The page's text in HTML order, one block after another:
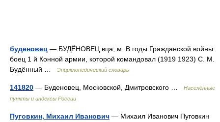
буденовец — БУДЁНОВЕЦ вца; м. В годы Гражданской войны:
боец 1 й Конной армии, которой командовал (1919 1923) С. М.
Будённый …
Энциклопедический словарь
141820 — Буденовец, Московской, Дмитровского …
Населённые
пункты и индексы России
Пуговкин, Михаил Иванович — Михаил Иванович Пуговкин